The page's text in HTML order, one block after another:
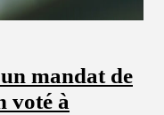
mandat de
voté à